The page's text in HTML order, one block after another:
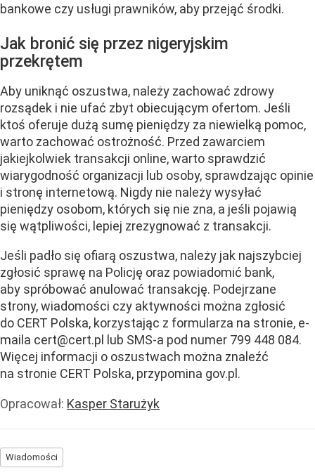
bankowe czy usługi prawników, aby przejąć środki.
Jak bronić się przez nigeryjskim
przekrętem
Aby uniknąć oszustwa, należy zachować zdrowy
rozsądek i nie ufać zbyt obiecującym ofertom. Jeśli
ktoś oferuje dużą sumę pieniędzy za niewielką pomoc,
warto zachować ostrożność. Przed zawarciem
jakiejkolwiek transakcji online, warto sprawdzić
wiarygodność organizacji lub osoby, sprawdzając opinie
i stronę internetową. Nigdy nie należy wysyłać
pieniędzy osobom, których się nie zna, a jeśli pojawią
się wątpliwości, lepiej zrezygnować z transakcji.
Jeśli padło się ofiarą oszustwa, należy jak najszybciej
zgłosić sprawę na Policję oraz powiadomić bank,
aby spróbować anulować transakcję. Podejrzane
strony, wiadomości czy aktywności można zgłosić
do CERT Polska, korzystając z formularza na stronie, e-
maila cert@cert.pl
lub SMS-a pod numer 799 448 084.
Więcej informacji o oszustwach można znaleźć
na stronie CERT Polska, przypomina gov.pl.
Opracował: Kasper Starużyk
Wiadomości